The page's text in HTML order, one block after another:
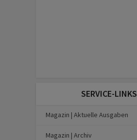
SERVICE-LINKS
Magazin | Aktuelle Ausgaben
Magazin | Archiv